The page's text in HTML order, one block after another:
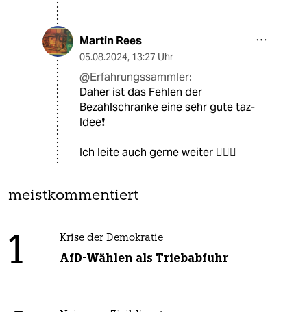
Martin Rees
05.08.2024, 13:27 Uhr
@Erfahrungssammler:
Daher ist das Fehlen der
Bezahlschranke eine sehr gute taz-
Idee❗
Ich leite auch gerne weiter 🙋🏻‍♂️
meistkommentiert
1 Krise der Demokratie
AfD-Wählen als Triebabfuhr